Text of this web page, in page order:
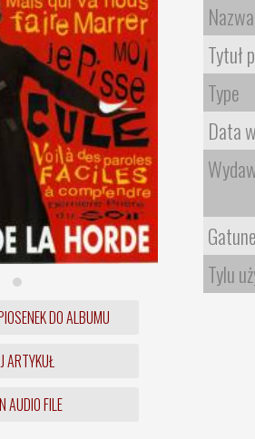
DO ALBUMU
ARTYKUŁ
AUDIO FILE
Tytuł
Type
Data
Tylu